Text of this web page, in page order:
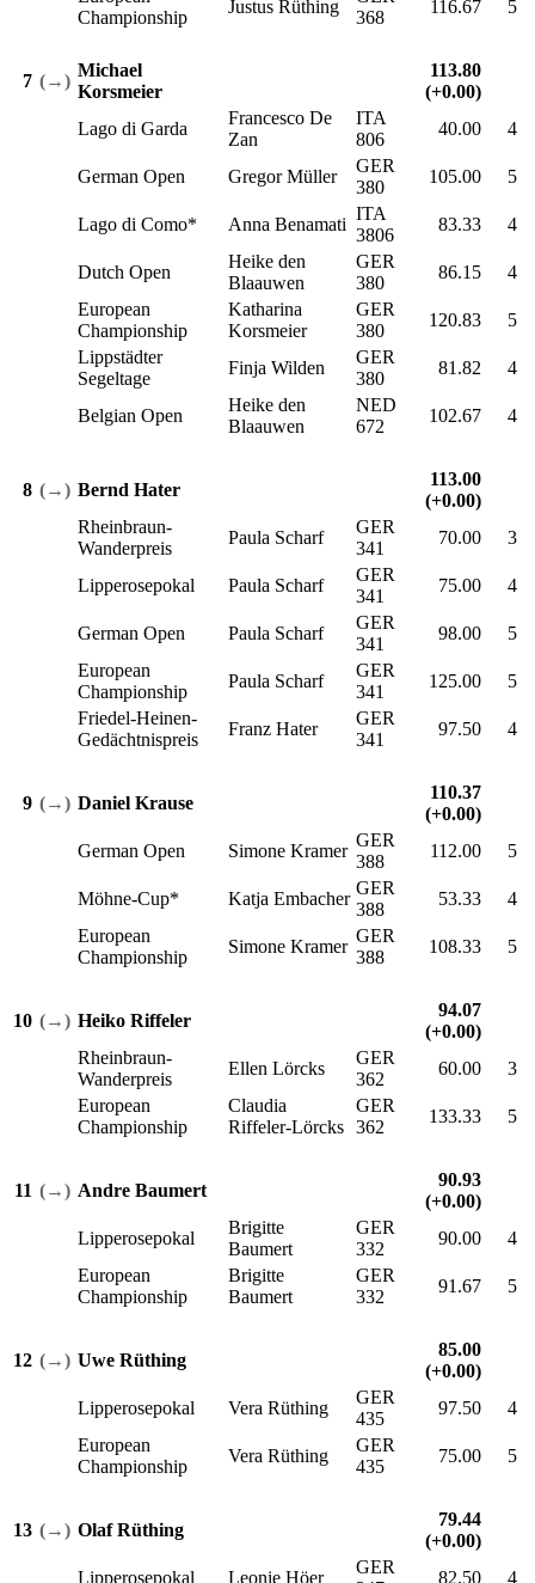
Championship
Justus Rüthing
368
116.67 5
7 (→)
Michael
Korsmeier
113.80
(+0.00)
Lago di Garda
Francesco De
Zan
ITA
806
40.00 4
German Open Gregor Müller
GER
380
105.00 5
Lago di Como* Anna Benamati
ITA
3806
83.33 4
Dutch Open
Heike den
Blaauwen
GER
380
86.15
4
European
Championship
Katharina
Korsmeier
GER
380
120.83
5
Lippstädter
Segeltage
Finja Wilden
GER
380
81.82 4
Belgian Open
Heike den
Blaauwen
NED
672
102.67 4
8 (→) Bernd Hater
113.00
(+0.00)
Rheinbraun-
Wanderpreis
Paula Scharf
GER
341
70.00 3
Lipperosepokal Paula Scharf
GER
341
75.00 4
German Open Paula Scharf
GER
341
98.00
5
European
Championship
Paula Scharf
GER
341
125.00
5
Friedel-Heinen-
Gedächtnispreis
Franz Hater
GER
341
97.50 4
9 (→) Daniel Krause
110.37
(+0.00)
German Open
Simone Kramer
GER
388
112.00 5
Möhne-Cup* Katja Embacher
GER
388
53.33
4
European
Championship
Simone Kramer
GER
388
108.33 5
10 (→) Heiko Riffeler
94.07
(+0.00)
Rheinbraun-
Wanderpreis
Ellen Lörcks
GER
362
60.00
3
European
Championship
Claudia
Riffeler-Lörcks
GER
362
133.33 5
11 (→) Andre Baumert
90.93
(+0.00)
Lipperosepokal
Brigitte
Baumert
GER
332
90.00
4
European
Championship
Brigitte
Baumert
GER
332
91.67 5
12 (→) Uwe Rüthing
85.00
(+0.00)
Lipperosepokal
Vera Rüthing
GER
435
97.50
4
European
Championship
Vera Rüthing
GER
435
75.00 5
13 (→) Olaf Rüthing
79.44
(+0.00)
Lipperosepokal
Leonie Höer
GER
82.50 4